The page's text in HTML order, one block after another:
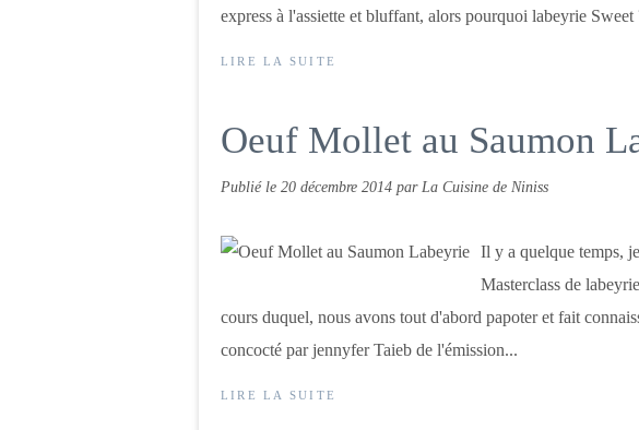
express à l'assiette et bluffant, alors pourquoi labeyrie
LIRE LA SUITE
Oeuf Mollet au Saumon
Publié le 20 décembre 2014 par La Cuisine de Niniss
Il y a quelque temps,
Masterclass de
cours duquel, nous avons tout d'abord papoter et fait
concocté par jennyfer Taieb de l'émission...
LIRE LA SUITE